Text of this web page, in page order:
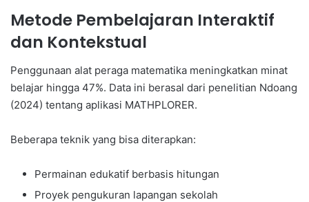
Metode Pembelajaran Interaktif
dan Kontekstual
Penggunaan alat peraga matematika meningkatkan minat
belajar hingga 47%. Data ini berasal dari penelitian Ndoang
(2024) tentang aplikasi MATHPLORER.
Beberapa teknik yang bisa diterapkan:
Permainan edukatif berbasis hitungan
Proyek pengukuran lapangan sekolah